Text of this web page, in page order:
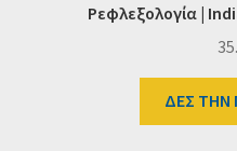
Ρεφλεξολογία |
ΔΕΣ ΤΗΝ